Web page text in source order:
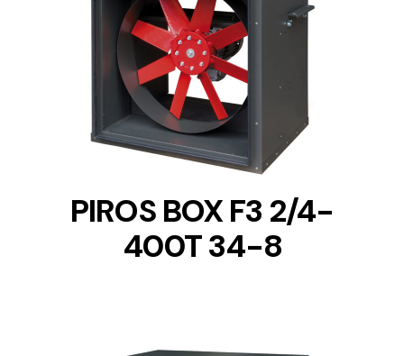
DETAILS
PIROS BOX F3 2/4-
400T 34-8